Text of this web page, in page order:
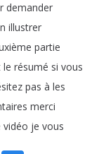
demander
illustrer
partie
le résumé si vous
pas à les
merci
vidéo je vous